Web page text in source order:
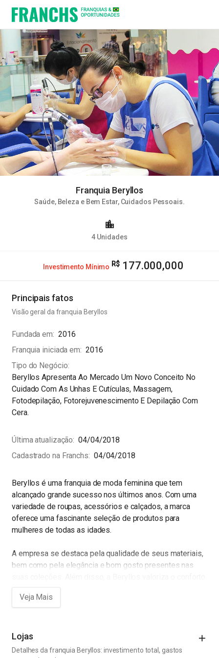
Franquia Beryllos
Saúde, Beleza e Bem Estar, Cuidados Pessoais.
Investimento Mínimo 177.000,000
4 Unidades
Principais fatos
Visão geral da franquia Beryllos
Fundada em 2016
Franquia iniciada em 2016
Tipo do Negócio
Beryllos Apresenta Ao Mercado Um Novo Conceito No
Cuidado Com As Unhas E Cutículas, Massagem,
Fotodepilação, Fotorejuvenescimento E Depilação Com
Cera.
Última atualização 04/04/2018
Cadastrado na Franchs
04/04/2018
Beryllos é uma franquia de moda feminina que tem
alcançado grande sucesso nos últimos anos. Com uma
variedade de roupas, acessórios e calçados, a marca
oferece uma fascinante seleção de produtos para
mulheres de todas as idades.
A empresa se destaca pela qualidade de seus materiais,
bem como pela elegância e bom gosto presentes nas
e a praticidade em suas criações, o que torna a
experiência de compra ainda mais agradável.
físicas espalhadas em várias cidades do Brasil, e
recentemente expandiu sua presença para o mercado
Lojas
Detalhes da franquia Beryllos: investimento total, gastos